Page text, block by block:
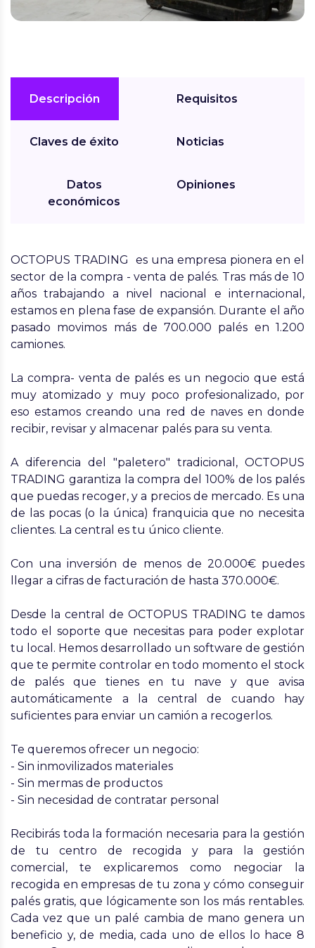
Descripción
Claves de éxito
Datos
económicos
Requisitos
Noticias
Opiniones
OCTOPUS TRADING es una empresa pionera en el
sector de la compra - venta de palés. Tras más de 10
años trabajando a nivel nacional e internacional,
estamos en plena fase de expansión. Durante el año
pasado movimos más de 700.000 palés en 1.200
camiones.
La compra- venta de palés es un negocio que está
muy atomizado y muy poco profesionalizado, por
eso estamos creando una red de naves en donde
recibir, revisar y almacenar palés para su venta.
A diferencia del "paletero" tradicional, OCTOPUS
TRADING garantiza la compra del 100% de los palés
que puedas recoger, y a precios de mercado. Es una
de las pocas (o la única) franquicia que no necesita
clientes. La central es tu único cliente.
Con una inversión de menos de 20.000€ puedes
llegar a cifras de facturación de hasta 370.000€.
Desde la central de OCTOPUS TRADING te damos
todo el soporte que necesitas para poder explotar
tu local. Hemos desarrollado un software de gestión
que te permite controlar en todo momento el stock
de palés que tienes en tu nave y que avisa
automáticamente a la central de cuando hay
suficientes para enviar un camión a recogerlos.
Te queremos ofrecer un negocio:
- Sin inmovilizados materiales
- Sin mermas de productos
- Sin necesidad de contratar personal
Recibirás toda la formación necesaria para la gestión
de tu centro de recogida y para la gestión
comercial, te explicaremos como negociar la
recogida en empresas de tu zona y cómo conseguir
palés gratis, que lógicamente son los más rentables.
Cada vez que un palé cambia de mano genera un
beneficio y, de media, cada uno de ellos lo hace 8